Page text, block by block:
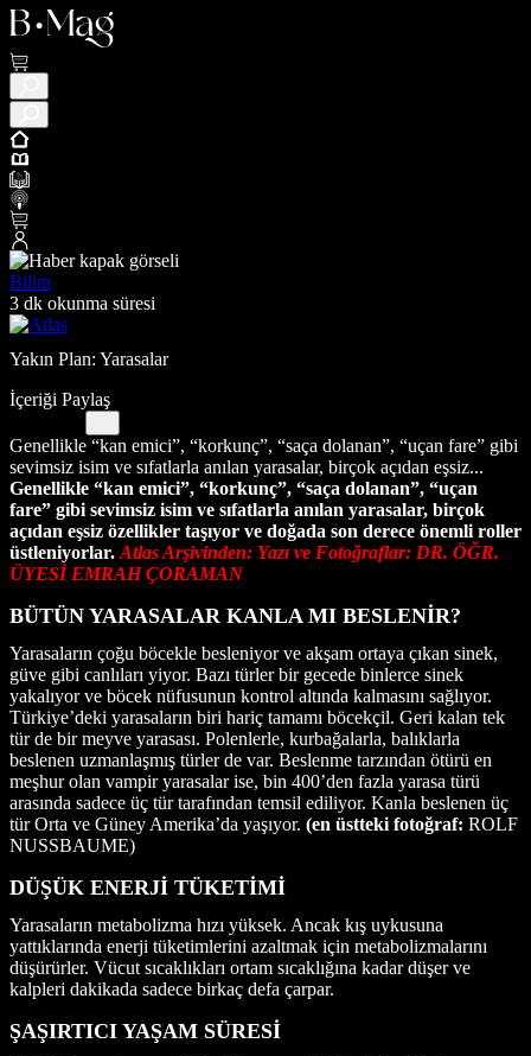
Bilim
3 dk okunma süresi
Yakın Plan: Yarasalar
İçeriği Paylaş
Genellikle “kan emici”, “korkunç”, “saça dolanan”, “uçan fare” gibi
sevimsiz isim ve sıfatlarla anılan yarasalar, birçok açıdan eşsiz...
Genellikle “kan emici”, “korkunç”, “saça dolanan”, “uçan
fare” gibi sevimsiz isim ve sıfatlarla anılan yarasalar, birçok
açıdan eşsiz özellikler taşıyor ve doğada son derece önemli roller
üstleniyorlar. Atlas Arşivinden: Yazı ve Fotoğraflar: DR. ÖĞR.
ÜYESİ EMRAH ÇORAMAN
BÜTÜN YARASALAR KANLA MI BESLENİR?
Yarasaların çoğu böcekle besleniyor ve akşam ortaya çıkan sinek,
güve gibi canlıları yiyor. Bazı türler bir gecede binlerce sinek
yakalıyor ve böcek nüfusunun kontrol altında kalmasını sağlıyor.
Türkiye’deki yarasaların biri hariç tamamı böcekçil. Geri kalan tek
tür de bir meyve yarasası. Polenlerle, kurbağalarla, balıklarla
beslenen uzmanlaşmış türler de var. Beslenme tarzından ötürü en
meşhur olan vampir yarasalar ise, bin 400’den fazla yarasa türü
arasında sadece üç tür tarafından temsil ediliyor. Kanla beslenen üç
tür Orta ve Güney Amerika’da yaşıyor. (en üstteki fotoğraf: ROLF
NUSSBAUME)
DÜŞÜK ENERJİ TÜKETİMİ
Yarasaların metabolizma hızı yüksek. Ancak kış uykusuna
yattıklarında enerji tüketimlerini azaltmak için metabolizmalarını
düşürürler. Vücut sıcaklıkları ortam sıcaklığına kadar düşer ve
kalpleri dakikada sadece birkaç defa çarpar.
ŞAŞIRTICI YAŞAM SÜRESİ